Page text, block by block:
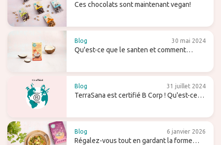
Ces chocolats sont maintenant vegan!
Blog 30 mai 2024
Qu'est-ce que le santen et comment
Blog 31 juillet 2024
TerraSana est certifié B Corp ! Qu'est-ce
Blog 6 janvier 2026
Régalez-vous tout en gardant la forme